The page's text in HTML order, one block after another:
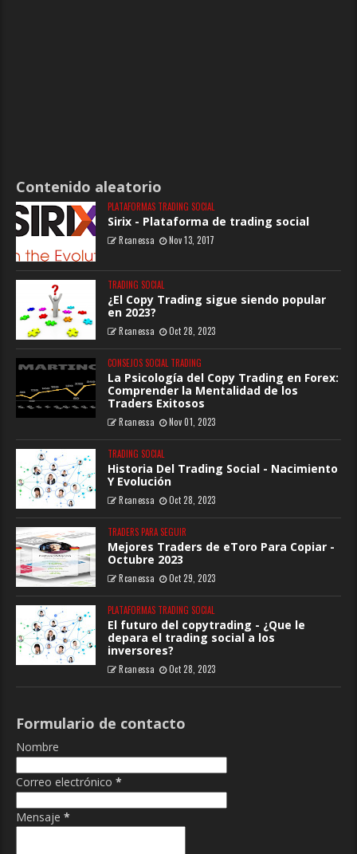
Contenido aleatorio
PLATAFORMAS TRADING SOCIAL
Sirix - Plataforma de trading social
Rcanessa Nov 13, 2017
TRADING SOCIAL
¿El Copy Trading sigue siendo popular
en 2023?
Rcanessa Oct 28, 2023
CONSEJOS SOCIAL TRADING
La Psicología del Copy Trading en Forex:
Comprender la Mentalidad de los
Traders Exitosos
Rcanessa Nov 01, 2023
TRADING SOCIAL
Historia Del Trading Social - Nacimiento
Y Evolución
Rcanessa Oct 28, 2023
TRADERS PARA SEGUIR
Mejores Traders de eToro Para Copiar -
Octubre 2023
Rcanessa Oct 29, 2023
PLATAFORMAS TRADING SOCIAL
El futuro del copytrading - ¿Que le
depara el trading social a los
inversores?
Rcanessa Oct 28, 2023
Formulario de contacto
Nombre
Correo electrónico *
Mensaje *